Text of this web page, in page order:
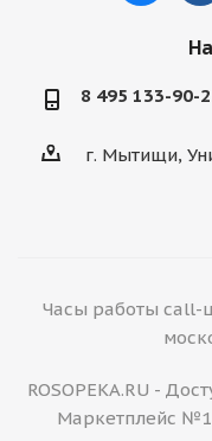
8 495 133-90-
г. Мытищи,
Часы работы call-
ROSOPEKA.RU -
Маркетплейс